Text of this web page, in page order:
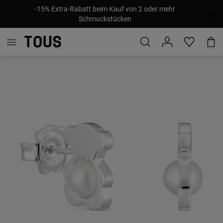
-15% Extra-Rabatt beim Kauf von 2 oder mehr
Schmuckstücken